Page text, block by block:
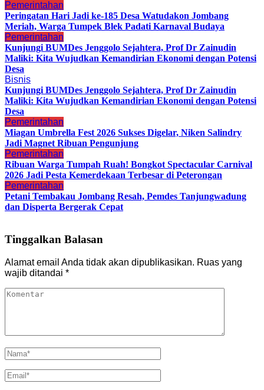
Pemerintahan
Peringatan Hari Jadi ke-185 Desa Watudakon Jombang
Meriah, Warga Tumpek Blek Padati Karnaval Budaya
Pemerintahan
Kunjungi BUMDes Jenggolo Sejahtera, Prof Dr Zainudin
Maliki: Kita Wujudkan Kemandirian Ekonomi dengan Potensi
Desa
Bisnis
Kunjungi BUMDes Jenggolo Sejahtera, Prof Dr Zainudin
Maliki: Kita Wujudkan Kemandirian Ekonomi dengan Potensi
Desa
Pemerintahan
Miagan Umbrella Fest 2026 Sukses Digelar, Niken Salindry
Jadi Magnet Ribuan Pengunjung
Pemerintahan
Ribuan Warga Tumpah Ruah! Bongkot Spectacular Carnival
2026 Jadi Pesta Kemerdekaan Terbesar di Peterongan
Pemerintahan
Petani Tembakau Jombang Resah, Pemdes Tanjungwadung
dan Disperta Bergerak Cepat
Tinggalkan Balasan
Alamat email Anda tidak akan dipublikasikan. Ruas yang
wajib ditandai *